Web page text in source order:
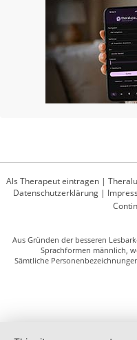
Als Therapeut eintragen |
Datenschutzerklärung|
Aus Gründen der besseren
Sprachformen männlich,
Sämtliche